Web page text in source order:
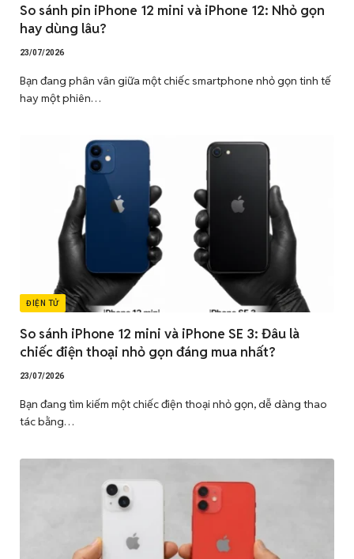
So sánh pin iPhone 12 mini và iPhone 12: Nhỏ gọn
hay dùng lâu?
23/07/2026
Bạn đang phân vân giữa một chiếc smartphone nhỏ gọn tinh tế
hay một phiên…
ĐIỆN TỬ
So sánh iPhone 12 mini và iPhone SE 3: Đâu là
chiếc điện thoại nhỏ gọn đáng mua nhất?
23/07/2026
Bạn đang tìm kiếm một chiếc điện thoại nhỏ gọn, dễ dàng thao
tác bằng…